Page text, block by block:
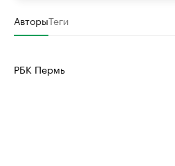
АвторыТеги
РБК Пермь